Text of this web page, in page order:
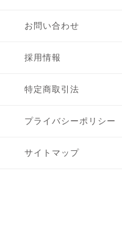
お問い合わせ
採用情報
特定商取引法
プライバシーポリシー
サイトマップ